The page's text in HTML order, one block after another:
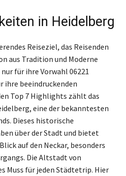
in Heidelberg
Reiseziel, das Reisenden
aus Tradition und Moderne
für ihre Vorwahl 06221
ihre beeindruckenden
Top 7 Highlights zählt das
eine der bekanntesten
Dieses historische
über der Stadt und bietet
auf den Neckar, besonders
Die Altstadt von
Muss für jeden Städtetrip. Hier